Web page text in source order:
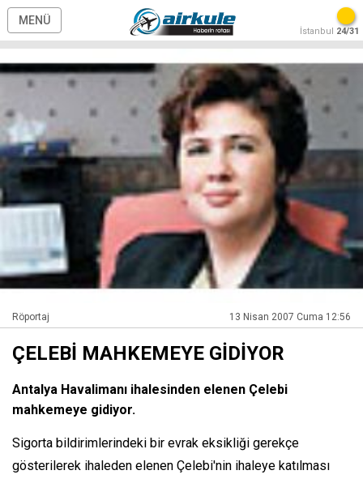
MENÜ
İstanbul 24/31
Röportaj 13 Nisan 2007 Cuma 12:56
ÇELEBİ MAHKEMEYE GİDİYOR
Antalya Havalimanı ihalesinden elenen Çelebi
mahkemeye gidiyor.
Sigorta bildirimlerindeki bir evrak eksikliği gerekçe
gösterilerek ihaleden elenen Çelebi'nin ihaleye katılması